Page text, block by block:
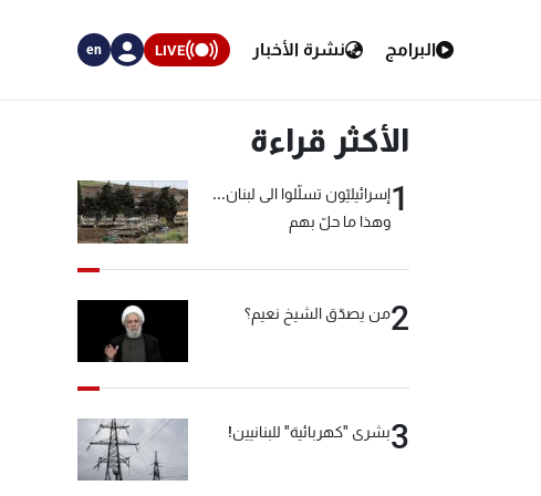
البرامج نشرة الأخبار LIVE
en
الأكثر قراءة
1إسرائيليّون تسلّلوا الى لبنان...
وهذا ما حلّ بهم
2من يصدّق الشيخ نعيم؟
3بشرى "كهربائية" للبنانيين!